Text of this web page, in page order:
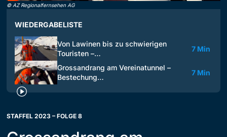
© AZ Regionalfernsehen AG
WIEDERGABELISTE
Von Lawinen bis zu schwierigen
Touristen –…
7 Min
Grossandrang am Vereinatunnel –
Bestechung…
7 Min
STAFFEL 2023 – FOLGE 8